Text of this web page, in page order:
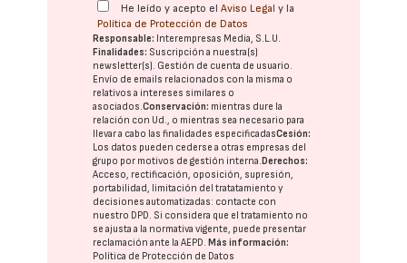
He leído y acepto elAviso Legal y la
Política de Protección de Datos
Responsable: Interempresas Media, S.L.U.
Finalidades: Suscripción a nuestra(s)
newsletter(s). Gestión de cuenta de usuario.
Envío de emails relacionados con la misma o
relativos a intereses similares o
asociados.Conservación: mientras dure la
relación con Ud., o mientras sea necesario para
llevar a cabo las finalidades especificadasCesión:
Los datos pueden cederse a otras empresas del
grupo por motivos de gestión interna.Derechos:
Acceso, rectificación, oposición, supresión,
portabilidad, limitación del tratatamiento y
decisiones automatizadas: contacte con
nuestro DPD. Si considera que el tratamiento no
se ajusta a la normativa vigente, puede presentar
reclamación ante laAEPD.Más información:
Política de Protección de Datos